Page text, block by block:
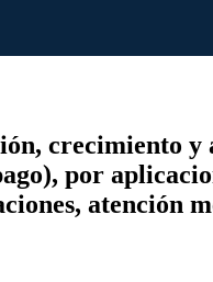
crecimiento
por
atención